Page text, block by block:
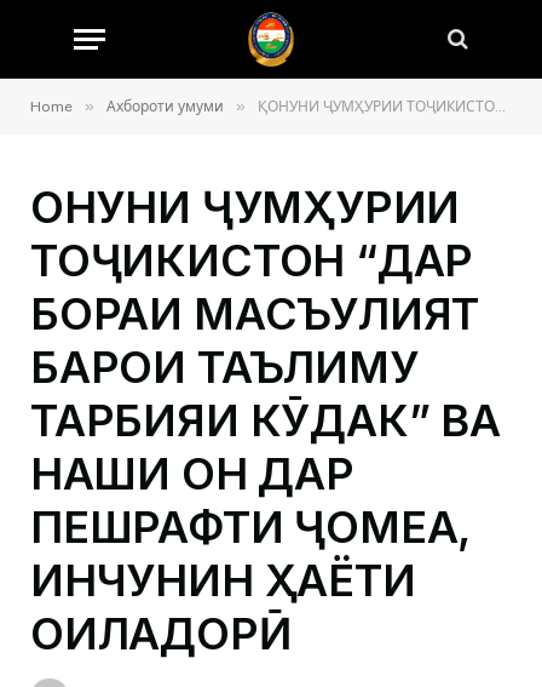
Home » Ахбороти умуми » ҚОНУНИ ҶУМҲУРИИ ТОҶИКИСТОН “ДАР БОРАИ МАСЪУЛИЯТ БАРОИ ТАЪЛИМУ ТАРБИЯИ КӮДАК” ВА НАҚШИ ОН ДАР ПЕШРАФТИ ҶОМЕА, ИНЧУНИН ҲАЁТИ ОИЛАДОРӢ
ҚОНУНИ ҶУМҲУРИИ
ТОҶИКИСТОН “ДАР
БОРАИ МАСЪУЛИЯТ
БАРОИ ТАЪЛИМУ
ТАРБИЯИ КӮДАК” ВА
НАҚШИ ОН ДАР
ПЕШРАФТИ ҶОМЕА,
ИНЧУНИН ҲАЁТИ
ОИЛАДОРӢ